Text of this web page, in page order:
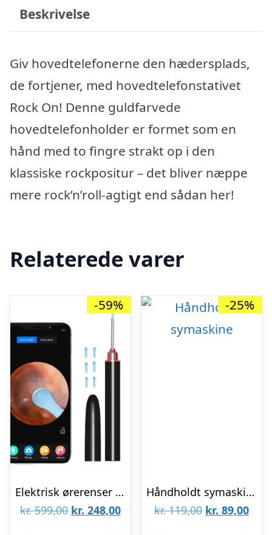
Beskrivelse
Giv hovedtelefonerne den hædersplads,
de fortjener, med hovedtelefonstativet
Rock On! Denne guldfarvede
hovedtelefonholder er formet som en
hånd med to fingre strakt op i den
klassiske rockpositur – det bliver næppe
mere rock’n’roll-agtigt end sådan her!
Relaterede varer
-59%
Elektrisk ørerenser med kamera – Sort
kr.599,00 Den
kr. 248,00Den
-25%
Håndholdt symaskine
kr.119,00 Den
kr. 89,00Den